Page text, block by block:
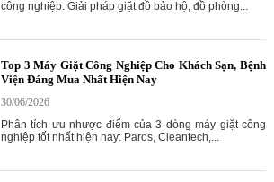
công nghiệp. Giải pháp giặt đồ bảo hộ, đồ phòng...
Top 3 Máy Giặt Công Nghiệp Cho Khách Sạn, Bệnh
Viện Đáng Mua Nhất Hiện Nay
30/06/2026
Phân tích ưu nhược điểm của 3 dòng máy giặt công
nghiệp tốt nhất hiện nay: Paros, Cleantech,...